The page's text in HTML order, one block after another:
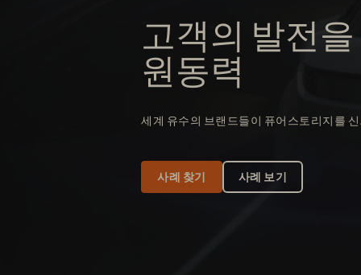
고객의 발전
원동력
세계 유수의 브랜드들이 퓨어스토리지를
사례 찾기 사례 보기